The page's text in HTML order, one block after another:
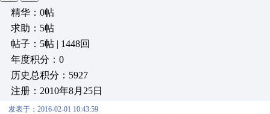
精华：0帖
求助：5帖
帖子：5帖 | 1448回
年度积分：0
历史总积分：5927
注册：2010年8月25日
发表于：2016-02-01 10:43:59